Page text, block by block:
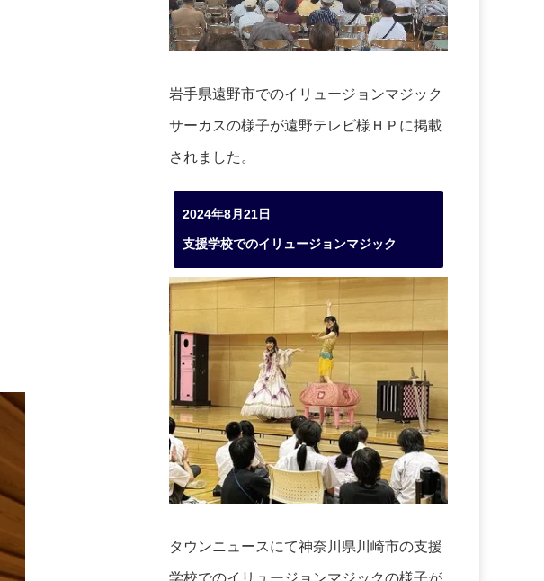
岩手県遠野市でのイリュージョンマジック
サーカスの様子が遠野テレビ様ＨＰに掲載
されました。
2024年8月21日
支援学校でのイリュージョンマジック
タウンニュースにて神奈川県川崎市の支援